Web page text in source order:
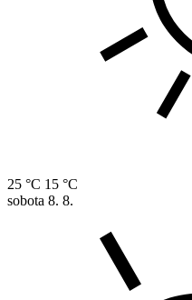
25 °C 15 °C
sobota 8. 8.